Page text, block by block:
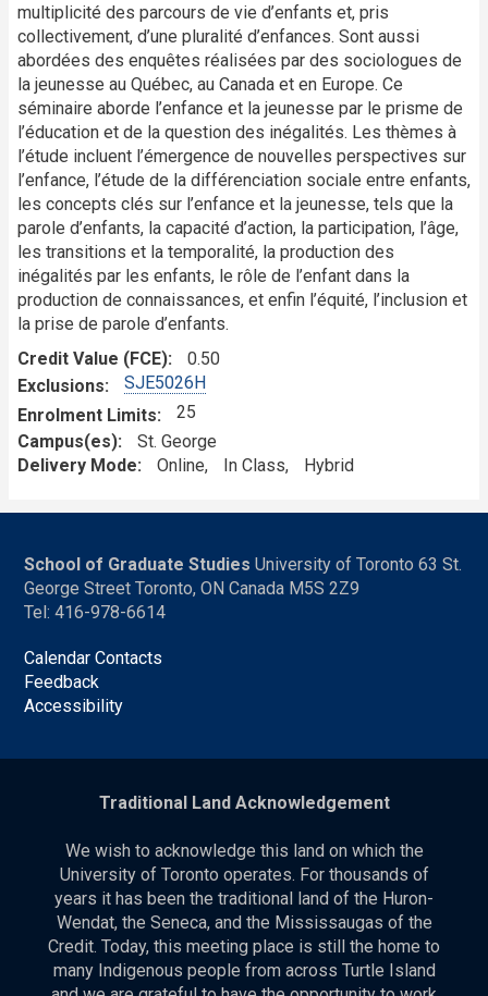
multiplicité des parcours de vie d’enfants et, pris
collectivement, d’une pluralité d’enfances. Sont aussi
abordées des enquêtes réalisées par des sociologues de
la jeunesse au Québec, au Canada et en Europe. Ce
séminaire aborde l’enfance et la jeunesse par le prisme de
l’éducation et de la question des inégalités. Les thèmes à
l’étude incluent l’émergence de nouvelles perspectives sur
l’enfance, l’étude de la différenciation sociale entre enfants,
les concepts clés sur l’enfance et la jeunesse, tels que la
parole d’enfants, la capacité d’action, la participation, l’âge,
les transitions et la temporalité, la production des
inégalités par les enfants, le rôle de l’enfant dans la
production de connaissances, et enfin l’équité, l’inclusion et
la prise de parole d’enfants.
Credit Value (FCE)
0.50
Exclusions
SJE5026H
Enrolment Limits
25
Campus(es)
St. George
Delivery Mode
Online In Class Hybrid
School of Graduate Studies University of Toronto 63 St.
George Street Toronto, ON Canada M5S 2Z9
Tel: 416-978-6614
Calendar Contacts
Feedback
Accessibility
Traditional Land Acknowledgement
We wish to acknowledge this land on which the
University of Toronto operates. For thousands of
years it has been the traditional land of the Huron-
Wendat, the Seneca, and the Mississaugas of the
Credit. Today, this meeting place is still the home to
many Indigenous people from across Turtle Island